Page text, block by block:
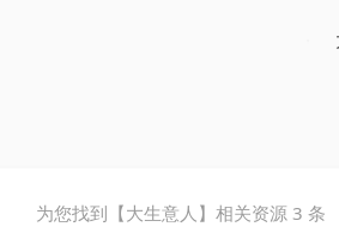
为您找到【大生意人 】相关资源 3 条